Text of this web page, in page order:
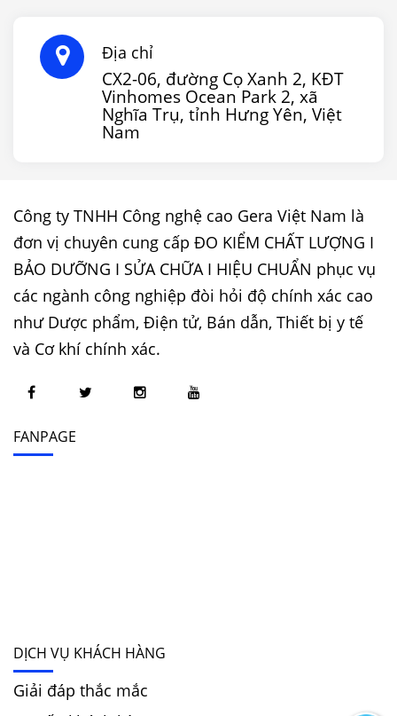
Địa chỉ
CX2-06, đường Cọ Xanh 2, KĐT
Vinhomes Ocean Park 2, xã
Nghĩa Trụ, tỉnh Hưng Yên, Việt
Nam
Công ty TNHH Công nghệ cao Gera Việt Nam là
đơn vị chuyên cung cấp ĐO KIỂM CHẤT LƯỢNG I
BẢO DƯỠNG I SỬA CHỮA I HIỆU CHUẨN phục vụ
các ngành công nghiệp đòi hỏi độ chính xác cao
như Dược phẩm, Điện tử, Bán dẫn, Thiết bị y tế
và Cơ khí chính xác.
FANPAGE
DỊCH VỤ KHÁCH HÀNG
Giải đáp thắc mắc